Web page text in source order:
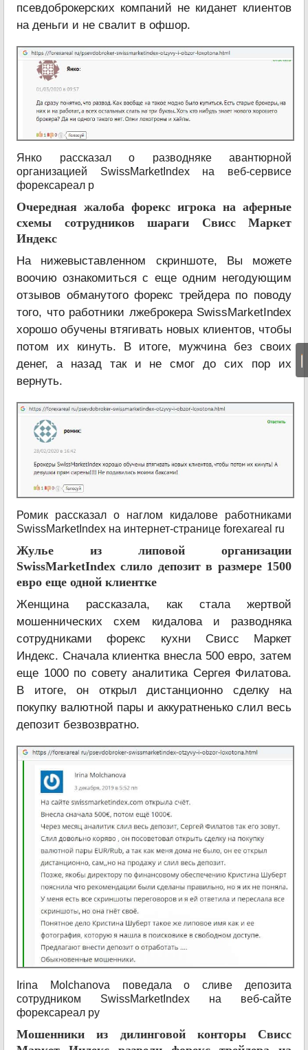
|
псевдоброкерских компаний не киданет клиентов
на деньги и не свалит в офшор.
Янко рассказал о разводняке авантюрной
организацией SwissMarketIndex на веб-сервисе
форексареал р
Очередная жалоба форекс игрока на аферные
схемы сотрудников шараги Свисс Маркет
Индекс
На нижевыставленном скриншоте, Вы можете
воочию ознакомиться с еще одним негодующим
отзывов обманутого форекс трейдера по поводу
того, что работники лжеброкера SwissMarketIndex
хорошо обучены втягивать новых клиентов, чтобы
потом их кинуть. В итоге, мужчина без своих
денег, а назад так и не смог до сих пор их
вернуть.
Ромик рассказал о наглом кидалове работниками
SwissMarketIndex на интернет-странице forexareal ru
Жулье из липовой организации
SwissMarketIndex слило депозит в размере 1500
евро еще одной клиентке
Женщина рассказала, как стала жертвой
мошеннических схем кидалова и разводняка
сотрудниками форекс кухни Свисс Маркет
Индекс. Сначала клиентка внесла 500 евро, затем
еще 1000 по совету аналитика Сергея Филатова.
В итоге, он открыл дистанционно сделку на
покупку валютной пары и аккуратненько слил весь
депозит безвозвратно.
Irina Molchanova поведала о сливе депозита
сотрудником SwissMarketIndex на веб-сайте
форексареал ру
Мошенники из дилинговой конторы Свисс